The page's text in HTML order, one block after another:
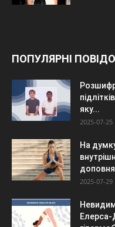
ПОПУЛЯРНІ
яку...
2025-07-25
На
2025-07-29